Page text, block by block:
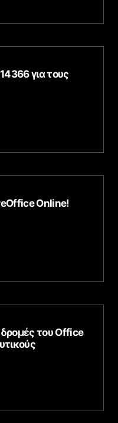
για τους
Online!
του Office